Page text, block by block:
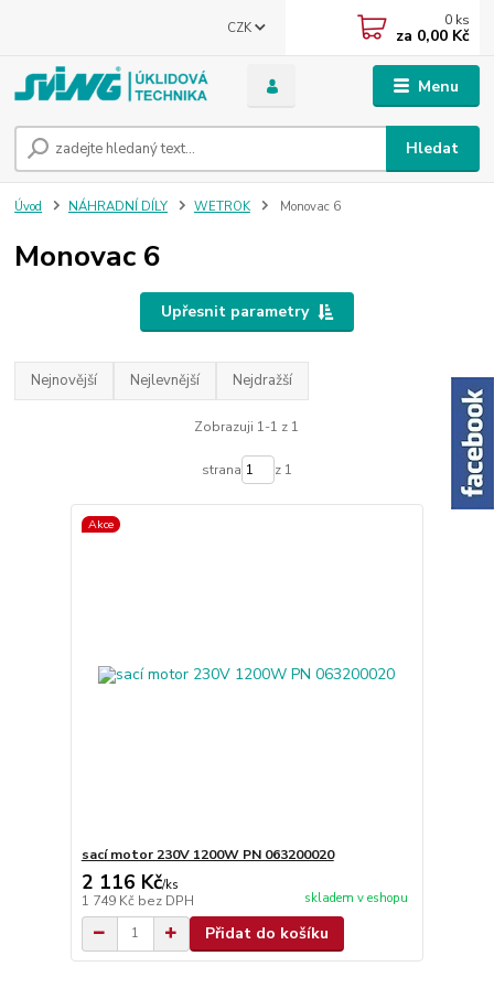
Menu
CZK
Hledat
0 ks
za 0,00 Kč
Úvod NÁHRADNÍ DÍLY WETROK Monovac 6
Monovac 6
Upřesnit parametry
Nejnovější Nejlevnější Nejdražší
Zobrazuji 1-1 z 1
strana z 1
Akce
sací motor 230V 1200W PN 063200020
2 116 Kč/ks
1 749 Kč bez DPH skladem v eshopu
Přidat do košíku